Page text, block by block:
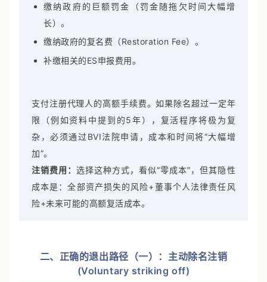
缴纳政府的巨额罚金（罚金随拖欠时间大幅增
长）。
缴纳政府的复名费（Restoration Fee）。
补缴相关的ES申报费用。
支付注册代理人的高额手续费。如果除名超过一定年
限（例如资料中提到的5年），复活程序将极为复
杂，必须通过BVI法院申请，成本和时间将“大幅增
加”。
注销费用：选择这种方式，看似“零成本”，但其隐性
成本是：全部资产损失的风险+董事个人法律责任风
险+未来可能的高额复活成本。
二、正确的退出路径（一）：主动除名注销
(Voluntary striking off)